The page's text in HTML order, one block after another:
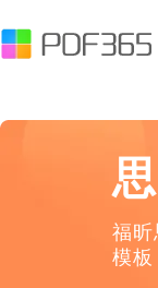
福昕
模板